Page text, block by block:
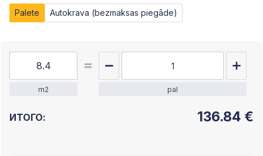
Palete Autokrava (bezmaksas piegāde)
m2 pal
ИТОГО: 136.84 €